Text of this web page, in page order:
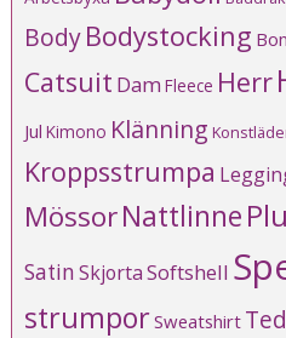
BodyBodystocking
Catsuit Dam Fleece Herr
Jul Kimono Klänning
Kroppsstrumpa
MössorNattlinne
SatinSkjortaSoftshell
strumporSweatshirt